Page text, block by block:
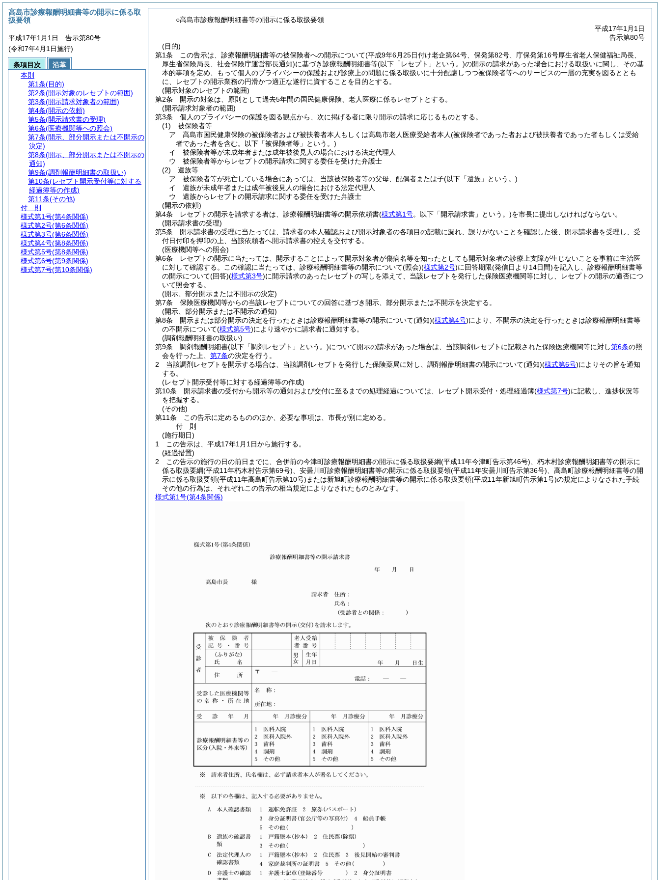
○高島市診療報酬明細書等の開示に係る取扱要領
平成17年1月1日
告示第80号
(目的)
第1条
この告示は、診療報酬明細書等の被保険者への開示について(平成9年6月25日付け老企第64号、保発第82号、庁保発第16号厚生省老人保健福祉局長、
厚生省保険局長、社会保険庁運営部長通知)に基づき診療報酬明細書等(以下「レセプト」という。)の開示の請求があった場合における取扱いに関し、その基
本的事項を定め、もって個人のプライバシーの保護および診療上の問題に係る取扱いに十分配慮しつつ被保険者等へのサービスの一層の充実を図るととも
に、レセプトの開示業務の円滑かつ適正な遂行に資することを目的とする。
(開示対象のレセプトの範囲)
第2条
開示の対象は、原則として過去5年間の国民健康保険、老人医療に係るレセプトとする。
(開示請求対象者の範囲)
第3条
個人のプライバシーの保護を図る観点から、次に掲げる者に限り開示の請求に応じるものとする。
(1)
被保険者等
ア
高島市国民健康保険の被保険者および被扶養者本人もしくは高島市老人医療受給者本人(被保険者であった者および被扶養者であった者もしくは受給
者であった者を含む。以下「被保険者等」という。)
イ
被保険者等が未成年者または成年被後見人の場合における法定代理人
ウ
被保険者等からレセプトの開示請求に関する委任を受けた弁護士
(2)
遺族等
ア
被保険者等が死亡している場合にあっては、当該被保険者等の父母、配偶者または子(以下「遺族」という。)
イ
遺族が未成年者または成年被後見人の場合における法定代理人
ウ
遺族からレセプトの開示請求に関する委任を受けた弁護士
(開示の依頼)
第4条
レセプトの開示を請求する者は、診療報酬明細書等の開示依頼書(様式第1号。以下「開示請求書」という。)を市長に提出しなければならない。
(開示請求書の受理)
第5条
開示請求書の受理に当たっては、請求者の本人確認および開示対象者の各項目の記載に漏れ、誤りがないことを確認した後、開示請求書を受理し、受
付日付印を押印の上、当該依頼者へ開示請求書の控えを交付する。
(医療機関等への照会)
第6条
レセプトの開示に当たっては、開示することによって開示対象者が傷病名等を知ったとしても開示対象者の診療上支障が生じないことを事前に主治医
に対して確認する。
この確認に当たっては、診療報酬明細書等の開示について(照会)(様式第2号)に回答期限(発信日より14日間)を記入し、診療報酬明細書等
の開示について(回答)(様式第3号)に開示請求のあったレセプトの写しを添えて、当該レセプトを発行した保険医療機関等に対し、レセプトの開示の適否につ
いて照会する。
(開示、部分開示または不開示の決定)
第7条
保険医療機関等からの当該レセプトについての回答に基づき開示、部分開示または不開示を決定する。
(開示、部分開示または不開示の通知)
第8条
開示または部分開示の決定を行ったときは診療報酬明細書等の開示について(通知)(様式第4号)により、不開示の決定を行ったときは診療報酬明細書等
の不開示について(様式第5号)により速やかに請求者に通知する。
(調剤報酬明細書の取扱い)
第9条
調剤報酬明細書(以下「調剤レセプト」という。)について開示の請求があった場合は、当該調剤レセプトに記載された保険医療機関等に対し第6条の照
会を行った上、 第7条の決定を行う。
2
当該調剤レセプトを開示する場合は、当該調剤レセプトを発行した保険薬局に対し、調剤報酬明細書の開示について(通知)(様式第6号)によりその旨を通知
する。
(レセプト開示受付等に対する経過簿等の作成)
第10条
開示請求書の受付から開示等の通知および交付に至るまでの処理経過については、レセプト開示受付・処理経過簿(様式第7号)に記載し、進捗状況等
を把握する。
(その他)
第11条
この告示に定めるもののほか、必要な事項は、市長が別に定める。
付 則
(施行期日)
1
この告示は、平成17年1月1日から施行する。
(経過措置)
2
この告示の施行の日の前日までに、合併前の今津町診療報酬明細書の開示に係る取扱要綱(平成11年今津町告示第46号) 、朽木村診療報酬明細書等の開示に
係る取扱要綱(平成11年朽木村告示第69号) 、安曇川町診療報酬明細書等の開示に係る取扱要領(平成11年安曇川町告示第36号) 、高島町診療報酬明細書等の開
示に係る取扱要領(平成11年高島町告示第10号) または新旭町診療報酬明細書等の開示に係る取扱要領(平成11年新旭町告示第1号)の規定によりなされた手続
その他の行為は、それぞれこの告示の相当規定によりなされたものとみなす。
様式第1号(第4条関係)
高島市診療報酬明細書等の開示に係る取
扱要領
平成17年1月1日 告示第80号
(令和7年4月1日施行)
条項目次
沿革
本則
第1条(目的)
第2条(開示対象のレセプトの範囲)
第3条(開示請求対象者の範囲)
第4条(開示の依頼)
第5条(開示請求書の受理)
第6条(医療機関等への照会)
第7条(開示、部分開示または不開示の
決定)
第8条(開示、部分開示または不開示の
通知)
第9条(調剤報酬明細書の取扱い)
第10条(レセプト開示受付等に対する
経過簿等の作成)
第11条(その他)
付 則
様式第1号(第4条関係)
様式第2号(第6条関係)
様式第3号(第6条関係)
様式第4号(第8条関係)
様式第5号(第8条関係)
様式第6号(第9条関係)
様式第7号(第10条関係)